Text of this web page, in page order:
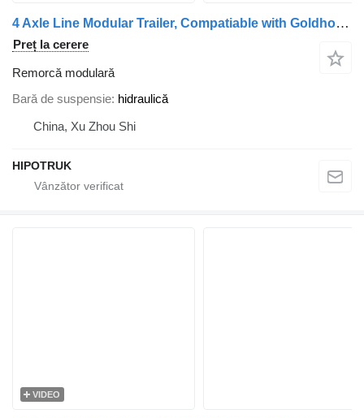
4 Axle Line Modular Trailer, Compatiable with Goldhofer THP SL
Preț la cerere
Remorcă modulară
Bară de suspensie hidraulică
China, Xu Zhou Shi
HIPOTRUK
VIDEO